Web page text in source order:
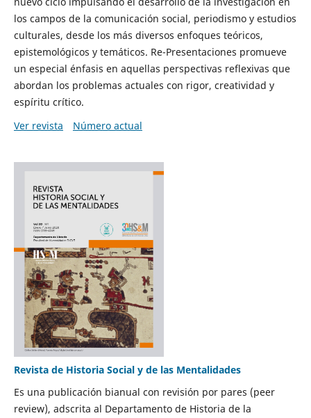
los campos de la comunicación social, periodismo y estudios
culturales, desde los más diversos enfoques teóricos,
epistemológicos y temáticos. Re-Presentaciones promueve
un especial énfasis en aquellas perspectivas reflexivas que
abordan los problemas actuales con rigor, creatividad y
espíritu crítico.
Ver revista
Número actual
Revista de Historia Social y de las Mentalidades
Es una publicación bianual con revisión por pares (peer
review), adscrita al Departamento de Historia de la